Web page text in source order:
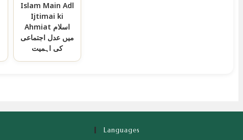
Islam Main Adl
Ijtimai ki
Ahmiat اسلام
میں عدل اجتماعی
کی اہمیت
Languages